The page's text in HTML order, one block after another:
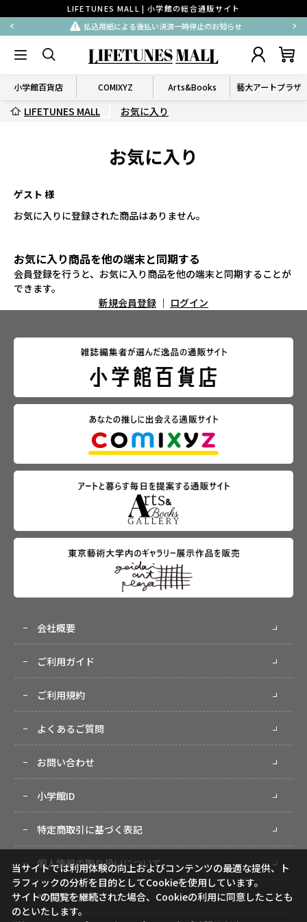
LIFETUNES MALL | 小学館の総合通販サイト
払込用紙による後払い決済一時停止のお知らせ
小学館百貨店 COMIXYZ Arts&Books 藝大アートプラザ
LIFETUNES MALL お気に入り
お気に入り
ゲスト 様
お気に入りに登録された商品はありません。
お気に入り商品を他の端末と同期する
会員登録を行うと、お気に入り商品を他の端末と同期することが
できます。
新規会員登録 ｜ ログイン
会社概要
ご利用ガイド
ご利用規約
よくあるご質問
お問い合わせ
小学館ID
特定商取引に基づく表記
個人情報の取り扱いについて
サイトマップ
当サイトでは利用体験の向上およびコンテンツの最適な提供、ト
ラフィックの分析を目的としてCookieを使用しています。
サイトの閲覧を継続された場合、Cookieの利用に同意したことも
のといたします。